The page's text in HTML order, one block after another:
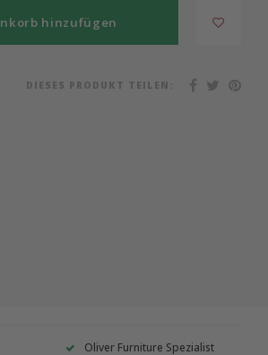
hinzufügen
DIESES PRODUKT TEILEN:
Oliver Furniture Spezialist